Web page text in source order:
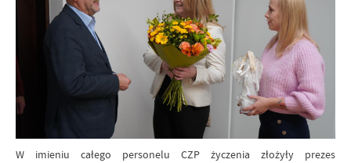
W imieniu całego personelu CZP życzenia złożyły prezes